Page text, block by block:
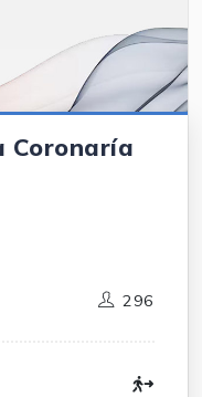
Coronaría
296